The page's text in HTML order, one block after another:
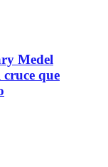
Medel
cruce que